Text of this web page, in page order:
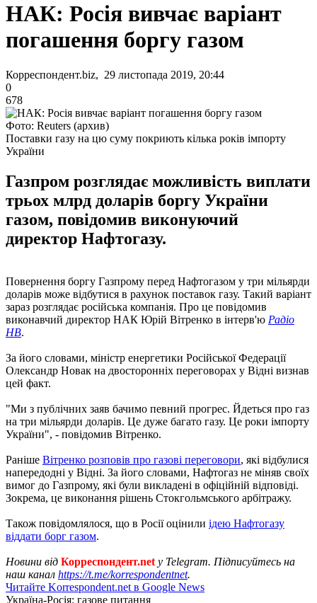
НАК: Росія вивчає варіант
погашення боргу газом
Корреспондент.biz, 29 листопада 2019, 20:44
0
678
Фото: Reuters (архив)
Поставки газу на цю суму покриють кілька років імпорту
України
Газпром розглядає можливість виплати
трьох млрд доларів боргу України
газом, повідомив виконуючий
директор Нафтогазу.
Повернення боргу Газпрому перед Нафтогазом у три мільярди
доларів може відбутися в рахунок поставок газу. Такий варіант
зараз розглядає російська компанія. Про це повідомив
виконавчий директор НАК Юрій Вітренко в інтерв'ю Радіо
НВ.
За його словами, міністр енергетики Російської Федерації
Олександр Новак на двосторонніх переговорах у Відні визнав
цей факт.
"Ми з публічних заяв бачимо певний прогрес. Йдеться про газ
на три мільярди доларів. Це дуже багато газу. Це роки імпорту
України", - повідомив Вітренко.
Раніше Вітренко розповів про газові переговори, які відбулися
напередодні у Відні. За його словами, Нафтогаз не міняв своїх
вимог до Газпрому, які були викладені в офіційній відповіді.
Зокрема, це виконання рішень Стокгольмського арбітражу.
Також повідомлялося, що в Росії оцінили ідею Нафтогазу
віддати борг газом.
Новини від Корреспондент.net у Telegram. Підписуйтесь на
наш канал https://t.me/korrespondentnet.
Читайте Korrespondent.net в Google News
Україна-Росія: газове питання